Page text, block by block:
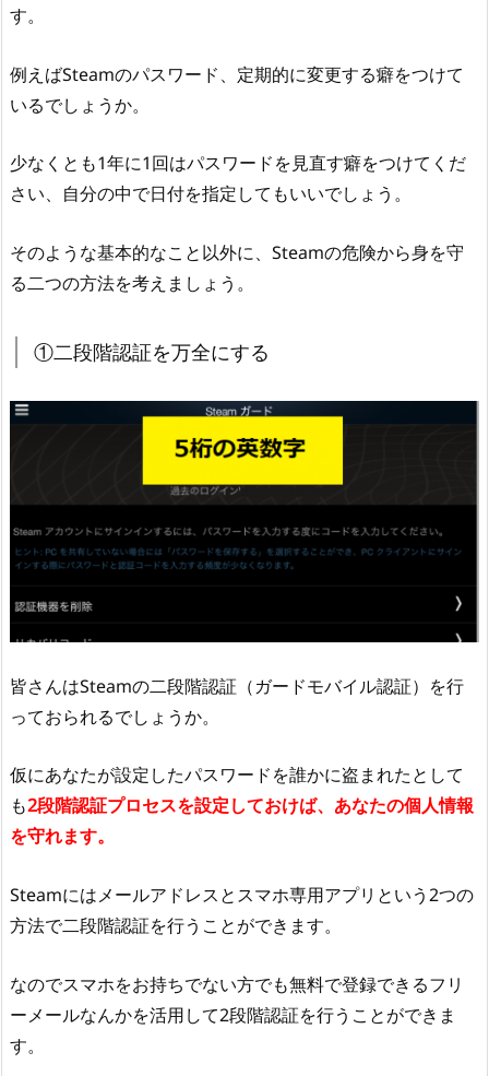
す。
例えばSteamのパスワード、定期的に変更する癖をつけて
いるでしょうか。
少なくとも1年に1回はパスワードを見直す癖をつけてくだ
さい、自分の中で日付を指定してもいいでしょう。
そのような基本的なこと以外に、Steamの危険から身を守
る二つの方法を考えましょう。
①二段階認証を万全にする
皆さんはSteamの二段階認証（ガードモバイル認証）を行
っておられるでしょうか。
仮にあなたが設定したパスワードを誰かに盗まれたとして
も2段階認証プロセスを設定しておけば、あなたの個人情報
を守れます。
Steamにはメールアドレスとスマホ専用アプリという2つの
方法で二段階認証を行うことができます。
なのでスマホをお持ちでない方でも無料で登録できるフリ
ーメールなんかを活用して2段階認証を行うことができま
す。